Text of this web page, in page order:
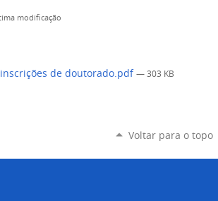
modificação
de doutorado.pdf — 303 KB
Voltar para o topo